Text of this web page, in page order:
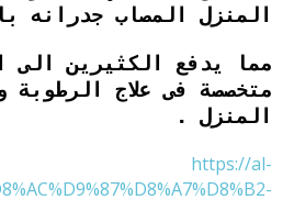
المنزل المصاب جدرانه
مما يدفع الكثيرين الى
متخصصة فى علاج الرطوبة
المنزل .
https://al-